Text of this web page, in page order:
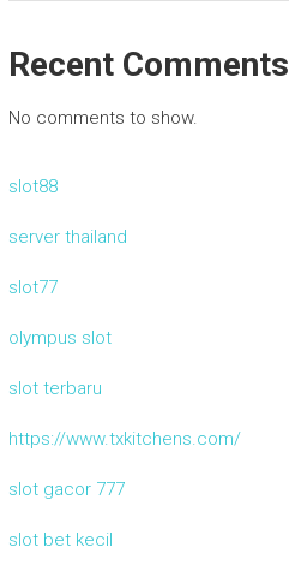
Recent Comments
No comments to show.
slot88
server thailand
slot77
olympus slot
slot terbaru
https://www.txkitchens.com/
slot gacor 777
slot bet kecil